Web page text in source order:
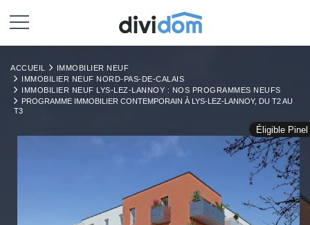
ACCUEIL
IMMOBILIER NEUF
IMMOBILIER NEUF NORD-PAS-DE-CALAIS
IMMOBILIER NEUF LYS-LEZ-LANNOY : NOS PROGRAMMES NEUFS
PROGRAMME IMMOBILIER CONTEMPORAIN À LYS-LEZ-LANNOY, DU T2 AU
T3
Éligible Pinel